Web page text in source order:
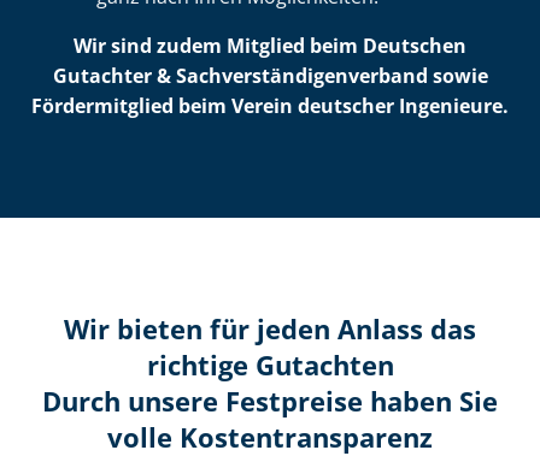
Wir sind zudem Mitglied beim Deutschen
Gutachter & Sach­ver­stän­di­gen­ver­band sowie
Fördermitglied beim Verein deutscher Ingenieure.
Wir bieten für jeden Anlass das
richtige Gutachten
Durch unsere Festpreise haben Sie
volle Kosten­transparenz